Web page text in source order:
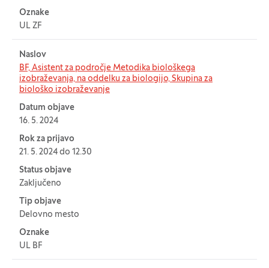
Oznake
UL ZF
Naslov
BF, Asistent za področje Metodika biološkega
izobraževanja, na oddelku za biologijo, Skupina za
biološko izobraževanje
Datum objave
16. 5. 2024
Rok za prijavo
21. 5. 2024 do 12.30
Status objave
Zaključeno
Tip objave
Delovno mesto
Oznake
UL BF